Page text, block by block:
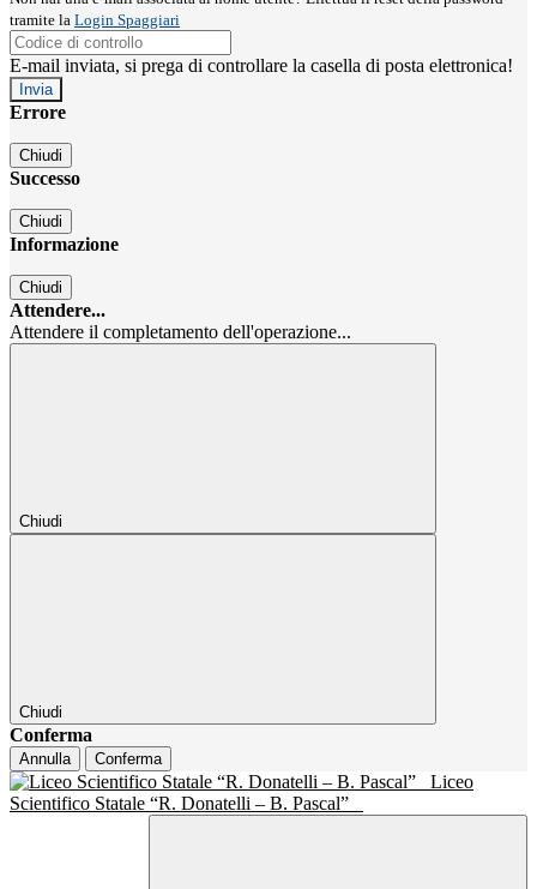
tramite la Login Spaggiari
E-mail inviata, si prega di controllare la casella di posta elettronica!
Errore
Chiudi
Successo
Chiudi
Informazione
Chiudi
Attendere...
Attendere il completamento dell'operazione...
Chiudi
Chiudi
Conferma
Annulla Conferma
Liceo
Scientifico Statale “R. Donatelli – B. Pascal”